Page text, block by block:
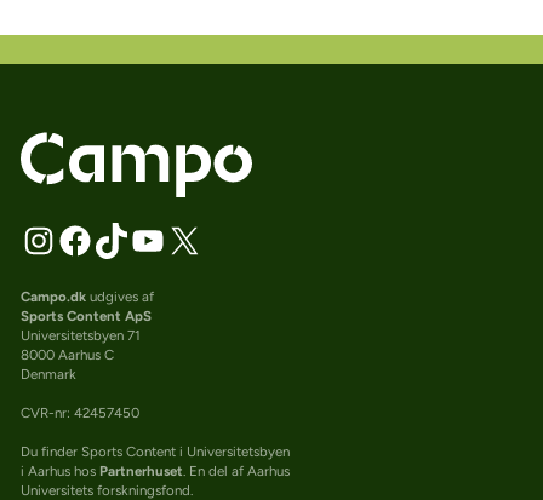
Campo.dkudgives af
Sports Content ApS
Universitetsbyen 71
8000 Aarhus C
Denmark
CVR-nr: 42457450
Du finder Sports Content i Universitetsbyen
i Aarhus hos Partnerhuset. En del af Aarhus
Universitets forskningsfond.